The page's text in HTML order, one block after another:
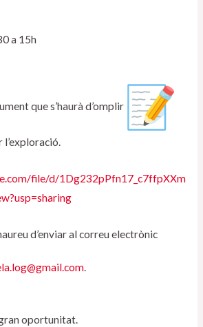
a 15h
que s’haurà d’omplir
l’exploració.
file/d/1Dg232pPfn17_c7ffpXXm
d’enviar al correu electrònic
.
oportunitat.